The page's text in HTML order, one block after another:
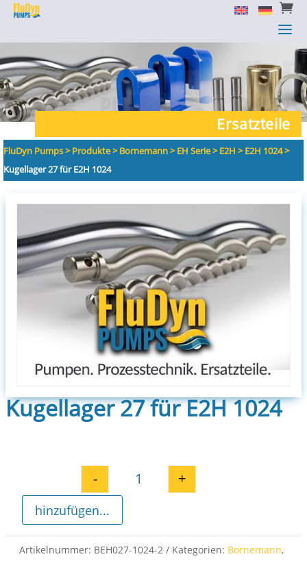

a

a
Ersatzteile
FluDyn Pumps>Produkte>Bornemann>EH Serie>E2H >E2H 1024>
Kugellager 27 für E2H 1024
Kugellager 27 für E2H 1024
Kugellager 27 für E2H 1024
- +
hinzufügen...
Artikelnummer: BEH027-1024-2 Kategorien: Bornemann,